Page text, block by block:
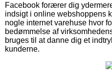
Facebook forærer dig
indsigt i online webshoppens
nogle internet varehuse hvor
bedømmelse af
bruges til at danne dig et
kunderne.